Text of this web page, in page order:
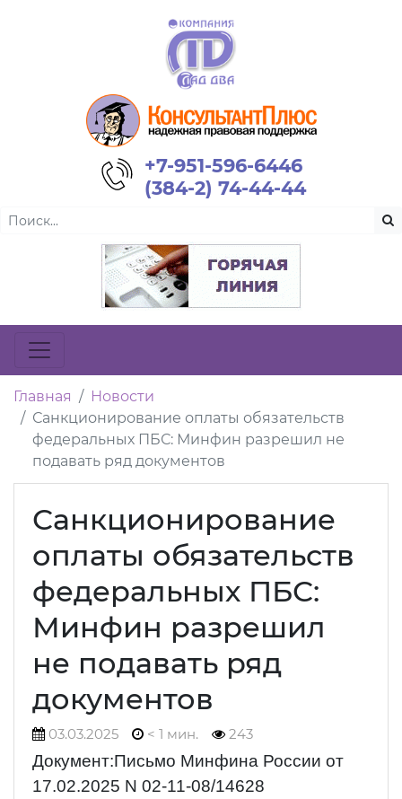
+7-951-596-6446
(384-2) 74-44-44
Главная
Новости
Санкционирование оплаты обязательств
федеральных ПБС: Минфин разрешил не
подавать ряд документов
Санкционирование
оплаты обязательств
федеральных ПБС:
Минфин разрешил
не подавать ряд
документов
03.03.2025 < 1 мин. 243
Документ:Письмо Минфина России от
17.02.2025 N 02-11-08/14628